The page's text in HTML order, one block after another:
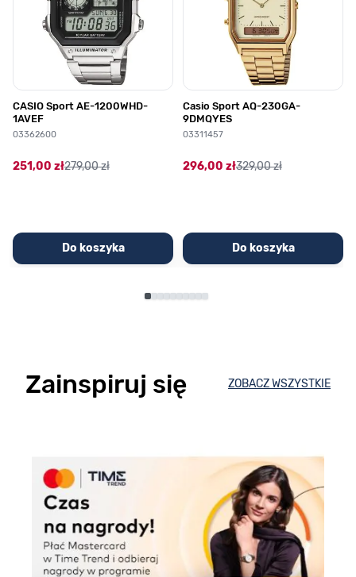
CASIO Sport AE-1200WHD-
1AVEF
03362600
251,00 zł279,00 zł
Do koszyka
Casio Sport AQ-230GA-
9DMQYES
03311457
296,00 zł329,00 zł
Do koszyka
Zainspiruj się ZOBACZ WSZYSTKIE